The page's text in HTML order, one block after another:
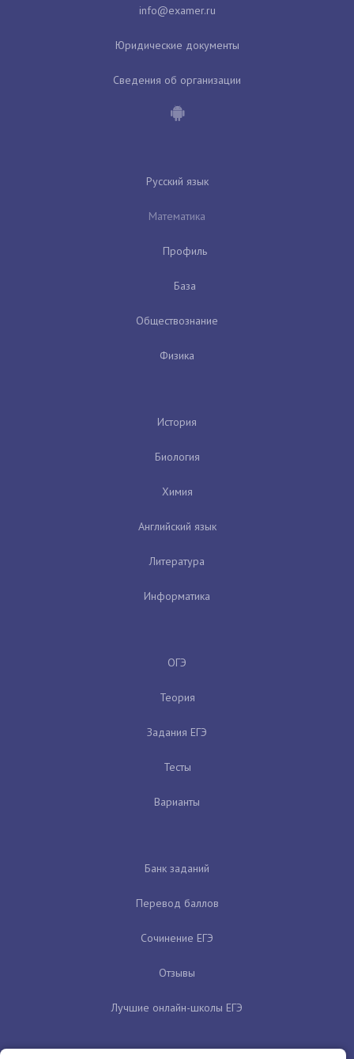
Юридические документы
Сведения об организации
Русский язык
Математика
Профиль
База
Обществознание
Физика
История
Биология
Химия
Английский язык
Литература
Информатика
ОГЭ
Теория
Задания ЕГЭ
Тесты
Варианты
Банк заданий
Перевод баллов
Сочинение ЕГЭ
Отзывы
Лучшие онлайн-школы ЕГЭ